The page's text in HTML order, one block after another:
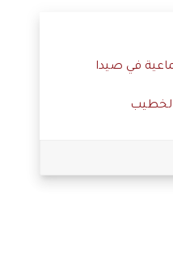
التعلم والتعليم
في صيدا
الخطيب